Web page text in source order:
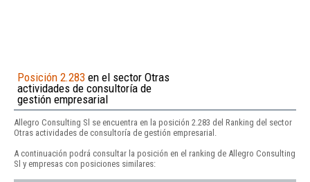
Posición 2.283 en el sector Otras
actividades de consultoría de
gestión empresarial
Allegro Consulting Sl se encuentra en la posición 2.283 del Ranking del sector
Otras actividades de consultoría de gestión empresarial.
A continuación podrá consultar la posición en el ranking de Allegro Consulting
Sl y empresas con posiciones similares: